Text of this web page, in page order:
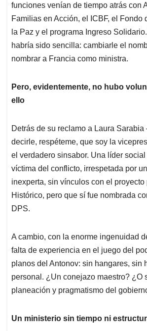
funciones venían de tiempo atrás con
Familias en Acción, el ICBF, el Fondo
la Paz y el programa Ingreso
habría sido sencilla: cambiarle el
nombrar a Francia como ministra.
Pero, evidentemente, no hubo
ello
Detrás de su reclamo a Laura
decirle, respéteme, que soy la
el verdadero sinsabor. Una líder
víctima del conflicto, irrespetada por
inexperta, sin vínculos con el
Histórico, pero que sí fue nombrada
DPS.
A cambio, con la enorme ingenuidad
falta de experiencia en el juego del
planos del Antonov: sin hangares, sin
personal. ¿Un conejazo maestro? ¿O
planeación y pragmatismo del
Un ministerio sin tiempo ni